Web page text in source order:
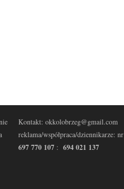
Kontakt: okkolobrzeg@gmail.com
reklama/współpraca/dziennikarze:
697 770 107 : 694 021 137